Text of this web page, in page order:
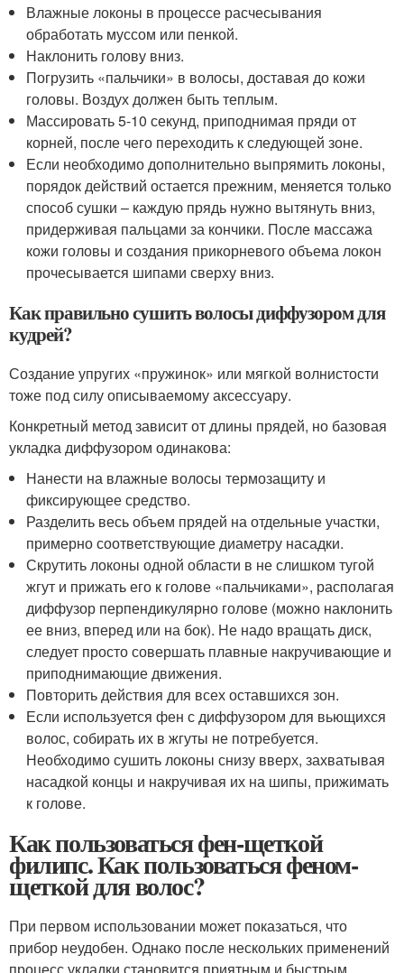
Влажные локоны в процессе расчесывания
обработать муссом или пенкой.
Наклонить голову вниз.
Погрузить «пальчики» в волосы, доставая до кожи
головы. Воздух должен быть теплым.
Массировать 5-10 секунд, приподнимая пряди от
корней, после чего переходить к следующей зоне.
Если необходимо дополнительно выпрямить локоны,
порядок действий остается прежним, меняется только
способ сушки – каждую прядь нужно вытянуть вниз,
придерживая пальцами за кончики. После массажа
кожи головы и создания прикорневого объема локон
прочесывается шипами сверху вниз.
Как правильно сушить волосы диффузором для
кудрей?
Создание упругих «пружинок» или мягкой волнистости
тоже под силу описываемому аксессуару.
Конкретный метод зависит от длины прядей, но базовая
укладка диффузором одинакова:
Нанести на влажные волосы термозащиту и
фиксирующее средство.
Разделить весь объем прядей на отдельные участки,
примерно соответствующие диаметру насадки.
Скрутить локоны одной области в не слишком тугой
жгут и прижать его к голове «пальчиками», располагая
диффузор перпендикулярно голове (можно наклонить
ее вниз, вперед или на бок). Не надо вращать диск,
следует просто совершать плавные накручивающие и
приподнимающие движения.
Повторить действия для всех оставшихся зон.
Если используется фен с диффузором для вьющихся
волос, собирать их в жгуты не потребуется.
Необходимо сушить локоны снизу вверх, захватывая
насадкой концы и накручивая их на шипы, прижимать
к голове.
Как пользоваться фен-щеткой
филипс. Как пользоваться феном-
щеткой для волос?
При первом использовании может показаться, что
прибор неудобен. Однако после нескольких применений